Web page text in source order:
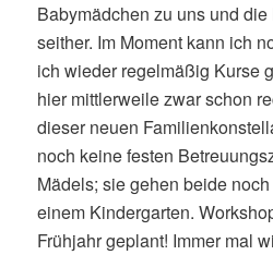
Babymädchen zu uns und
seither. Im Moment kann ich
ich wieder regelmäßig Kurse
hier mittlerweile zwar schon
dieser neuen
noch keine festen
Mädels; sie gehen beide
einem Kindergarten.
Frühjahr geplant! Immer mal